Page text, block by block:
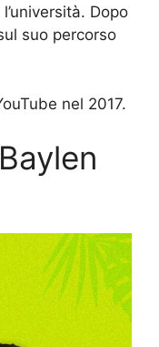
Dopo
suo percorso
nel 2017.